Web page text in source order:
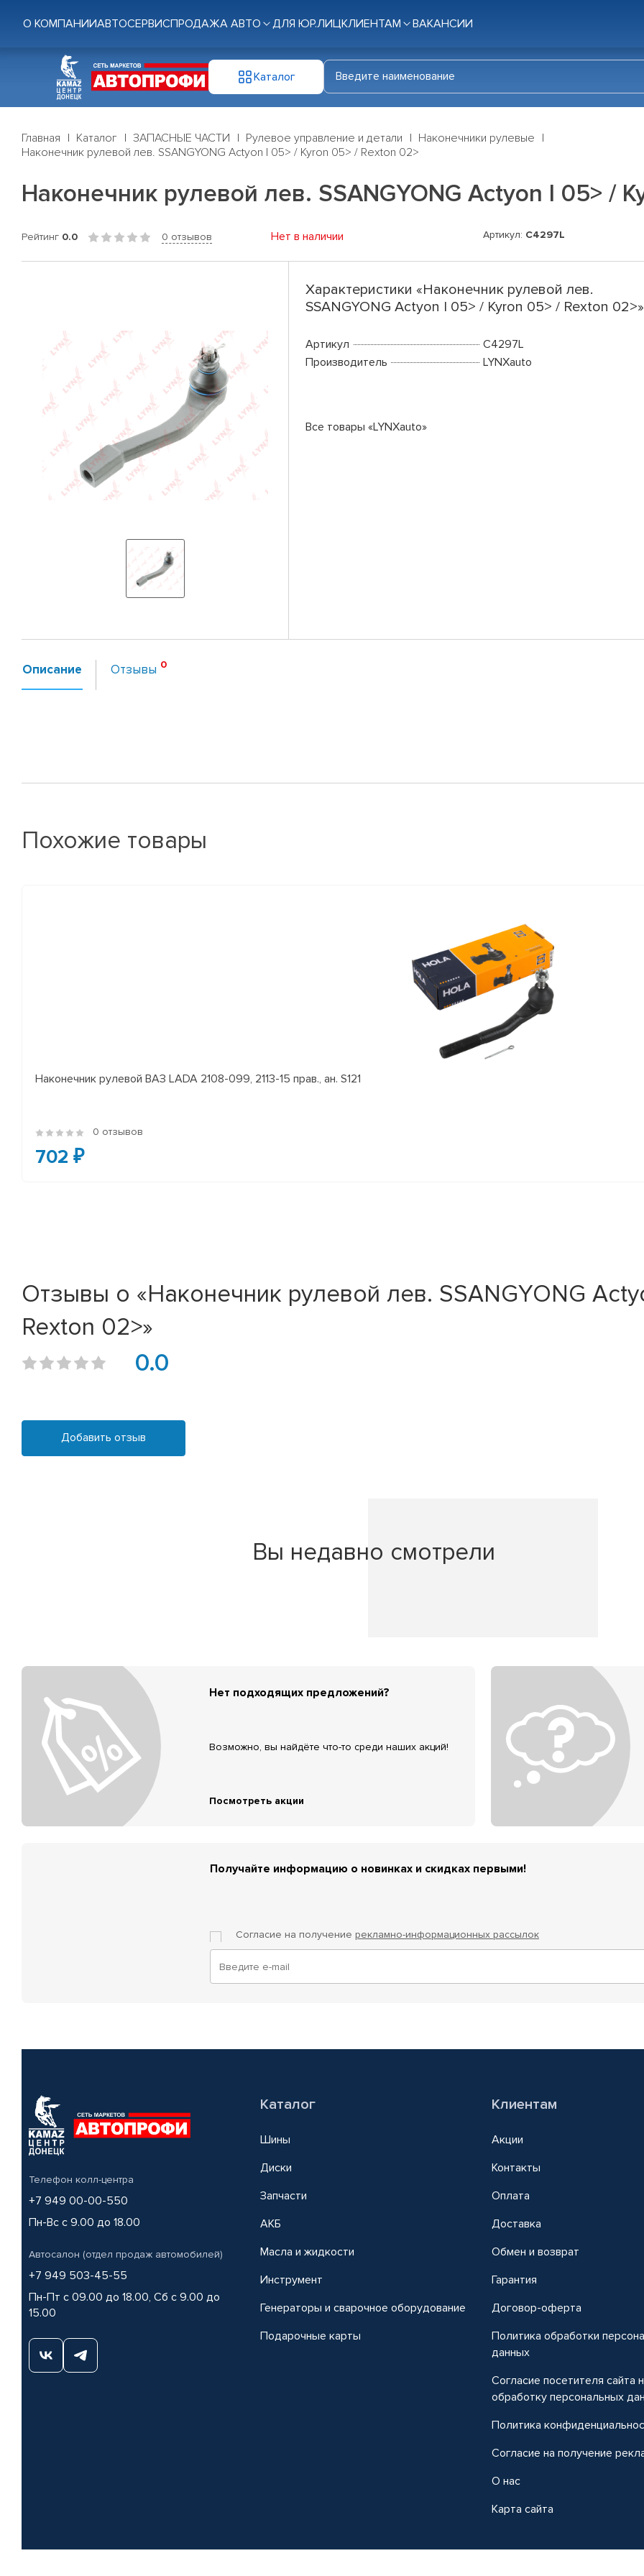
О КОМПАНИИАВТОСЕРВИСПРОДАЖА АВТО ДЛЯ ЮР.ЛИЦКЛИЕНТАМ ВАКАНСИИ
Каталог
Главная Каталог ЗАПАСНЫЕ ЧАСТИ Рулевое управление и детали
Наконечники рулевые
Наконечник рулевой лев. SSANGYONG Actyon I 05> / Kyron 05> / Rexton 02>
Наконечник рулевой лев. SSANGYONG Actyon I 05> /
Рейтинг 0.0 0 отзывов Нет в наличии Артикул: C4297L
Характеристики «Наконечник рулевой лев.
SSANGYONG Actyon I 05> / Kyron 05> / Rexton 02>»
Артикул
C4297L
Производитель
LYNXauto
Все товары «LYNXauto»
Описание Отзывы
Похожие товары
Наконечник рулевой ВАЗ LADA 2108-099, 2113-15 прав., ан. S121
0 отзывов
702 ₽
Отзывы о «Наконечник рулевой лев. SSANGYONG
Rexton 02>»
0.0
Добавить отзыв
Вы недавно смотрели
Нет подходящих предложений?
Возможно, вы найдёте что-то среди наших акций!
Посмотреть акции
Получайте информацию о новинках и скидках первыми!
Согласие на получение рекламно-информационных рассылок
Телефон колл-центра
+7 949 00-00-550
Пн-Вс с 9.00 до 18.00
Автосалон (отдел продаж автомобилей)
+7 949 503-45-55
Пн-Пт с 09.00 до 18.00, Сб с 9.00 до
15.00
Каталог
Шины
Диски
Запчасти
АКБ
Масла и жидкости
Инструмент
Генераторы и сварочное оборудование
Подарочные карты
Клиентам
Акции
Контакты
Оплата
Доставка
Обмен и возврат
Гарантия
Договор-оферта
Политика обработки
данных
Согласие посетителя сайта
обработку персональных
Политика
Согласие на получение
О нас
Карта сайта